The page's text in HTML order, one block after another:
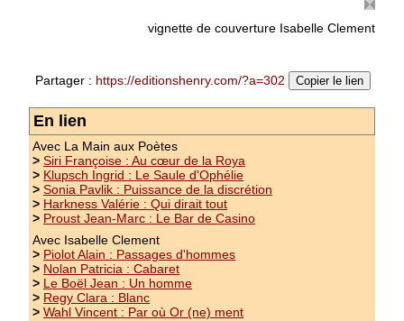
Utopies est le deuxième volet de la trilogie
par la réalité(suite)
Prix : 10.00 €
vignette de couverture Isabelle Clement
Partager : https://editionshenry.com/?a=302 Copier le lien
En lien
Avec La Main aux Poètes
> Siri Françoise : Au cœur de la Roya
> Klupsch Ingrid : Le Saule d'Ophélie
> Sonia Pavlik : Puissance de la discrétion
> Harkness Valérie : Qui dirait tout
> Proust Jean-Marc : Le Bar de Casino
Avec Isabelle Clement
> Piolot Alain : Passages d'hommes
> Nolan Patricia : Cabaret
> Le Boël Jean : Un homme
> Regy Clara : Blanc
> Wahl Vincent : Par où Or (ne) ment